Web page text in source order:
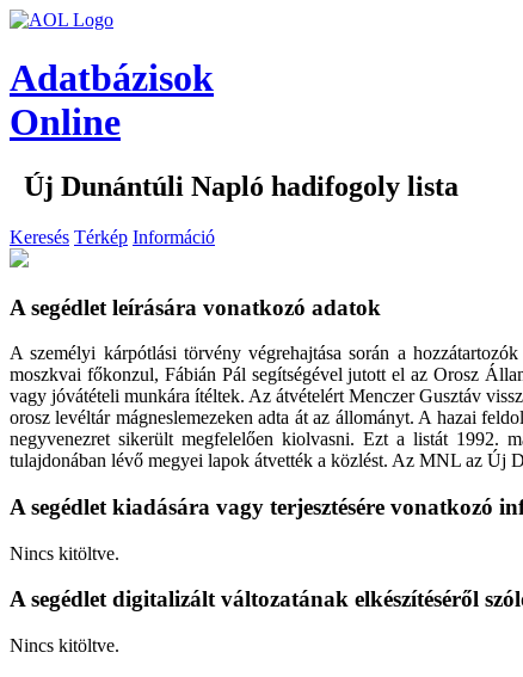
Adatbázisok
Online
Új Dunántúli Napló hadifogoly lista
Keresés Térkép Információ
A segédlet leírására vonatkozó adatok
A személyi kárpótlási törvény végrehajtása során a
moszkvai főkonzul, Fábián Pál segítségével jutott el az Orosz
vagy jóvátételi munkára ítéltek. Az átvételért Menczer Gusztáv
orosz levéltár mágneslemezeken adta át az állományt. A hazai
negyvenezret sikerült megfelelően kiolvasni. Ezt a listát 1992.
tulajdonában lévő megyei lapok átvették a közlést. Az MNL az Új
A segédlet kiadására vagy terjesztésére vonatkozó
Nincs kitöltve.
A segédlet digitalizált változatának elkészítéséről
Nincs kitöltve.